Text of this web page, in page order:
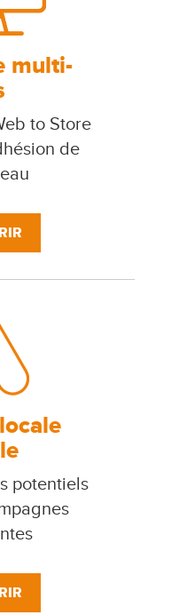
multi-
to Store
de
potentiels